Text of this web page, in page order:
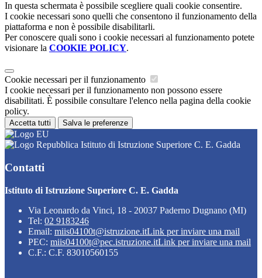
In questa schermata è possibile scegliere quali cookie consentire.
I cookie necessari sono quelli che consentono il funzionamento della
piattaforma e non è possibile disabilitarli.
Per conoscere quali sono i cookie necessari al funzionamento potete
visionare la COOKIE POLICY.
Cookie necessari per il funzionamento
I cookie necessari per il funzionamento non possono essere
disabilitati. È possibile consultare l'elenco nella pagina della cookie
policy.
Accetta tutti Salva le preferenze
Istituto di Istruzione Superiore C. E. Gadda
Contatti
Istituto di Istruzione Superiore C. E. Gadda
Via Leonardo da Vinci, 18 - 20037 Paderno Dugnano (MI)
Tel: 02 9183246
Email: miis04100t@istruzione.itLink per inviare una mail
PEC: miis04100t@pec.istruzione.itLink per inviare una mail
C.F.: C.F. 83010560155